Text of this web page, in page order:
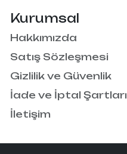
Kurumsal
Hakkımızda
Satış Sözleşmesi
Gizlilik ve Güvenlik
İade ve İptal Şartları
İletişim